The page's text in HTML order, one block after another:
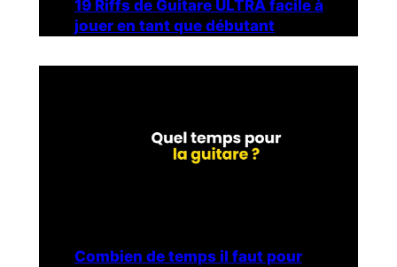
19 Riffs de Guitare ULTRA facile à
jouer en tant que débutant
Combien de temps il faut pour